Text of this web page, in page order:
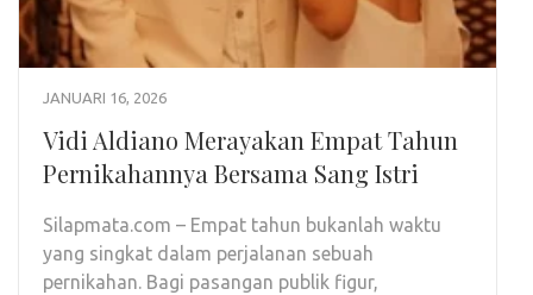
JANUARI 16, 2026
Vidi Aldiano Merayakan Empat Tahun
Pernikahannya Bersama Sang Istri
Silapmata.com – Empat tahun bukanlah waktu
yang singkat dalam perjalanan sebuah
pernikahan. Bagi pasangan publik figur,